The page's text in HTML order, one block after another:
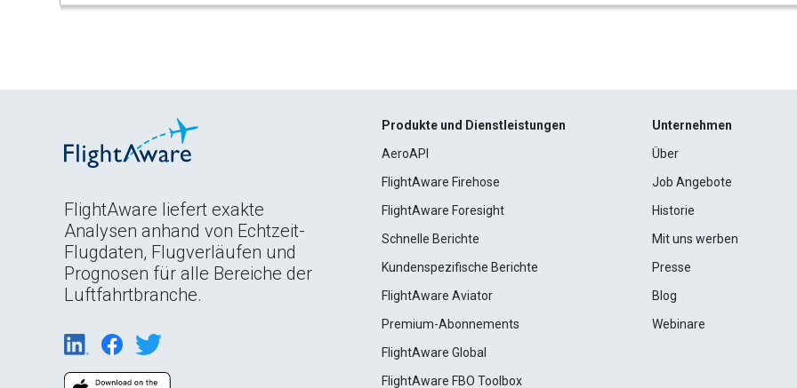
FlightAware liefert exakte
Analysen anhand von Echtzeit-
Flugdaten, Flugverläufen und
Prognosen für alle Bereiche der
Luftfahrtbranche.
Produkte und Dienstleistungen
AeroAPI
FlightAware Firehose
FlightAware Foresight
Schnelle Berichte
Kundenspezifische Berichte
FlightAware Aviator
Premium-Abonnements
FlightAware Global
FlightAware FBO Toolbox
Unternehmen
Über
Job Angebote
Historie
Mit uns werben
Presse
Blog
Webinare